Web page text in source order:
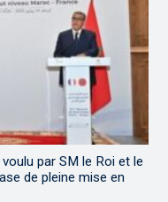
par SM le Roi et le
de pleine mise en